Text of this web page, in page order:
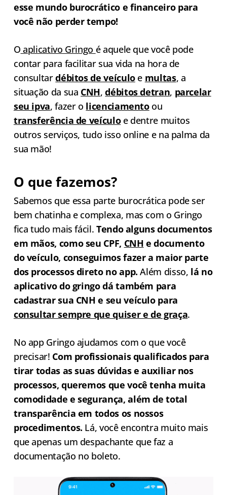
esse mundo burocrático e financeiro para
você não perder tempo!
O aplicativo Gringo é aquele que você pode
contar para facilitar sua vida na hora de
consultardébitos de veículoe multas, a
situação da sua CNH,débitos detran, parcelar
seu ipva, fazer o licenciamentoou
transferência de veículoe dentre muitos
outros serviços, tudo isso online e na palma da
sua mão!
O que fazemos?
Sabemos que essa parte burocrática pode ser
bem chatinha e complexa, mas com o Gringo
fica tudo mais fácil. Tendo alguns documentos
em mãos, como seu CPF, CNH e documento
do veículo, conseguimos fazer a maior parte
dos processos direto no app. Além disso, lá no
aplicativo do gringo dá também para
cadastrar sua CNH e seu veículo para
consultar sempre que quiser e de graça.
No app Gringo ajudamos com o que você
precisar! Com profissionais qualificados para
tirar todas as suas dúvidas e auxiliar nos
processos, queremos que você tenha muita
comodidade e segurança, além de total
transparência em todos os nossos
procedimentos. Lá, você encontra muito mais
que apenas um despachante que faz a
documentação no boleto.